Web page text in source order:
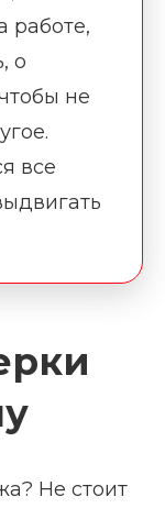
работе,
о
не
все
Не стоит